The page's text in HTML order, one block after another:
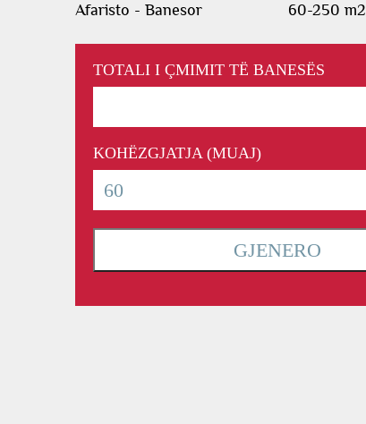
Afaristo - Banesor
60-250 m2
TOTALI I ÇMIMIT TË BANESËS
KOHËZGJATJA (MUAJ)